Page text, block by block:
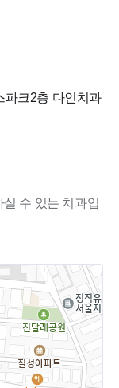
파크2층 다인치과
수 있는 치과입